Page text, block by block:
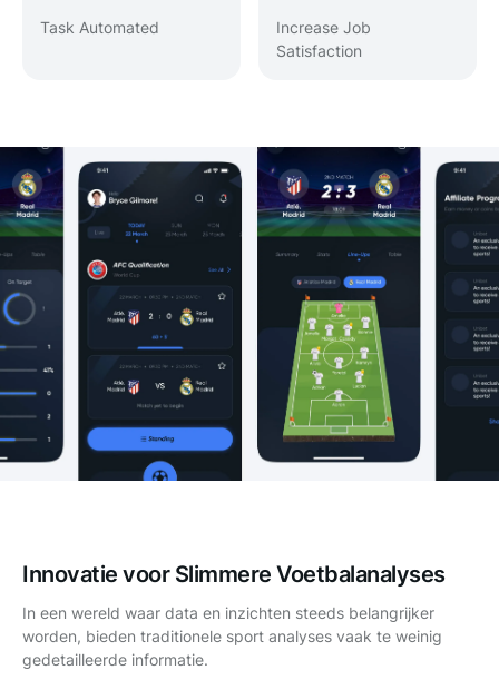
Task Automated
Increase Job
Satisfaction
Innovatie voor Slimmere Voetbalanalyses
In een wereld waar data en inzichten steeds belangrijker
worden, bieden traditionele sport analyses vaak te weinig
gedetailleerde informatie.